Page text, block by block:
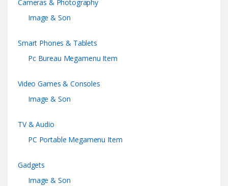
Cameras & Photography
Image & Son
Smart Phones & Tablets
Pc Bureau Megamenu Item
Video Games & Consoles
Image & Son
TV & Audio
PC Portable Megamenu Item
Gadgets
Image & Son